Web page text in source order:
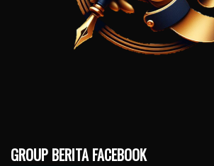
GROUP BERITA FACEBOOK